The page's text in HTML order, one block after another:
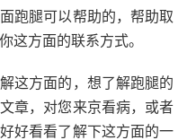
跑腿可以帮助的，帮助取
这方面的联系方式。
这方面的，想了解跑腿的
章，对您来京看病，或者
好看看了解下这方面的一